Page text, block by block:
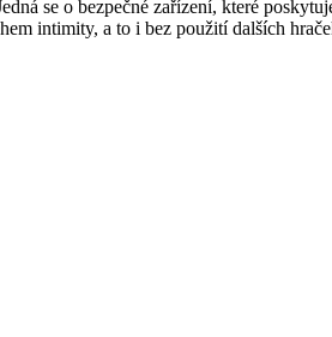
se o bezpečné zařízení, které
intimity, a to i bez použití dalších